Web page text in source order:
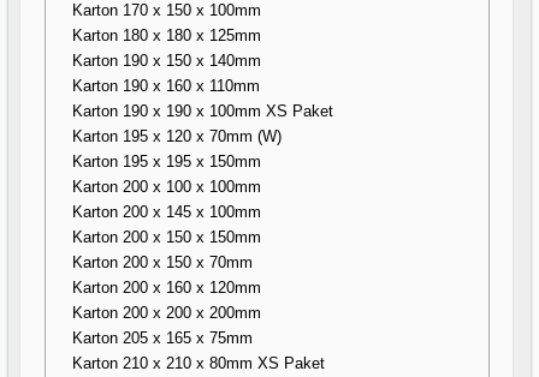
Karton 170 x 150 x 100mm
Karton 180 x 180 x 125mm
Karton 190 x 150 x 140mm
Karton 190 x 160 x 110mm
Karton 190 x 190 x 100mm XS Paket
Karton 195 x 120 x 70mm (W)
Karton 195 x 195 x 150mm
Karton 200 x 100 x 100mm
Karton 200 x 145 x 100mm
Karton 200 x 150 x 150mm
Karton 200 x 150 x 70mm
Karton 200 x 160 x 120mm
Karton 200 x 200 x 200mm
Karton 205 x 165 x 75mm
Karton 210 x 210 x 80mm XS Paket